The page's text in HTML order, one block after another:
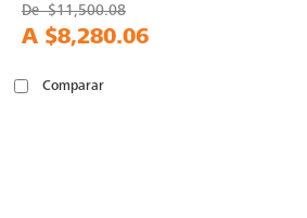
De$11,500.08
A $8,280.06
Comparar